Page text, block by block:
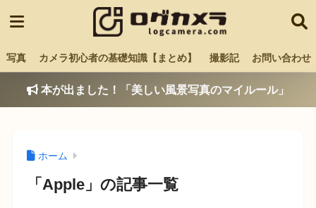
写真 カメラ初心者の基礎知識【まとめ】 撮影記 お問い合わせ
本が出ました！「美しい風景写真のマイルール」
ホーム
「Apple」の記事一覧